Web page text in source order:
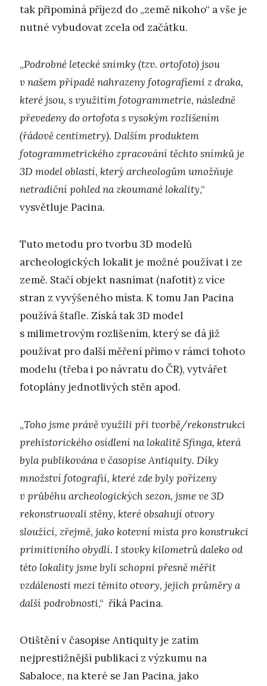
tak připomíná příjezd do „země nikoho“ a vše je
nutné vybudovat zcela od začátku.
„Podrobné letecké snímky (tzv. ortofoto) jsou
v našem případě nahrazeny fotografiemi z draka,
které jsou, s využitím fotogrammetrie, následně
převedeny do ortofota s vysokým rozlišením
(řádově centimetry). Dalším produktem
fotogrammetrického zpracování těchto snímků je
3D model oblastí, který archeologům umožňuje
netradiční pohled na zkoumané lokality,“
vysvětluje Pacina.
Tuto metodu pro tvorbu 3D modelů
archeologických lokalit je možné používat i ze
země. Stačí objekt nasnímat (nafotit) z více
stran z vyvýšeného místa. K tomu Jan Pacina
používá štafle. Získá tak 3D model
s milimetrovým rozlišením, který se dá již
používat pro další měření přímo v rámci tohoto
modelu (třeba i po návratu do ČR), vytvářet
fotoplány jednotlivých stěn apod.
„Toho jsme právě využili při tvorbě/rekonstrukci
prehistorického osídlení na lokalitě Sfinga, která
byla publikována v časopise Antiquity. Díky
množství fotografií, které zde byly pořízeny
v průběhu archeologických sezon, jsme ve 3D
rekonstruovali stěny, které obsahují otvory
sloužící, zřejmě, jako kotevní místa pro konstrukci
primitivního obydlí. I stovky kilometrů daleko od
této lokality jsme byli schopni přesně měřit
vzdálenosti mezi těmito otvory, jejich průměry a
další podrobnosti,“ říká Pacina.
Otištění v časopise Antiquity je zatím
nejprestižnější publikací z výzkumu na
Sabaloce, na které se Jan Pacina, jako